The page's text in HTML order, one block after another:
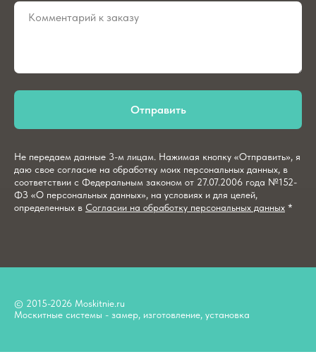
Отправить
Не передаем данные 3-м лицам. Нажимая кнопку «Отправить», я
даю свое согласие на обработку моих персональных данных, в
соответствии с Федеральным законом от 27.07.2006 года №152-
ФЗ «О персональных данных», на условиях и для целей,
определенных в Согласии на обработку персональных данных *
© 2015-2026 Moskitnie.ru
Москитные системы - замер, изготовление, установка